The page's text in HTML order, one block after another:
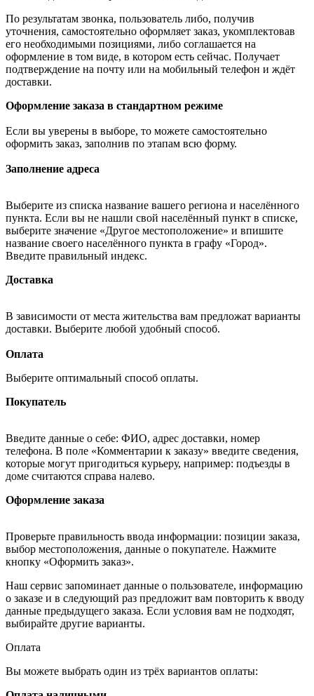
По результатам звонка, пользователь либо, получив
уточнения, самостоятельно оформляет заказ, укомплектовав
его необходимыми позициями, либо соглашается на
оформление в том виде, в котором есть сейчас. Получает
подтверждение на почту или на мобильный телефон и ждёт
доставки.
Оформление заказа в стандартном режиме
Если вы уверены в выборе, то можете самостоятельно
оформить заказ, заполнив по этапам всю форму.
Заполнение адреса
Выберите из списка название вашего региона и населённого
пункта. Если вы не нашли свой населённый пункт в списке,
выберите значение «Другое местоположение» и впишите
название своего населённого пункта в графу «Город».
Введите правильный индекс.
Доставка
В зависимости от места жительства вам предложат варианты
доставки. Выберите любой удобный способ.
Оплата
Выберите оптимальный способ оплаты.
Покупатель
Введите данные о себе: ФИО, адрес доставки, номер
телефона. В поле «Комментарии к заказу» введите сведения,
которые могут пригодиться курьеру, например: подъезды в
доме считаются справа налево.
Оформление заказа
Проверьте правильность ввода информации: позиции заказа,
выбор местоположения, данные о покупателе. Нажмите
кнопку «Оформить заказ».
Наш сервис запоминает данные о пользователе, информацию
о заказе и в следующий раз предложит вам повторить к вводу
данные предыдущего заказа. Если условия вам не подходят,
выбирайте другие варианты.
Оплата
Вы можете выбрать один из трёх вариантов оплаты: